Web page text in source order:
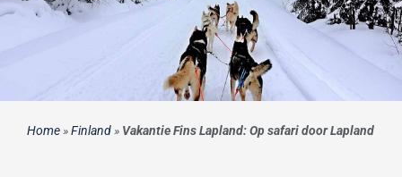
Home»Finland» Vakantie Fins Lapland: Op safari door Lapland